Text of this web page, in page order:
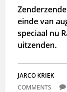
einde van
speciaal nu
uitzenden.
JARCO KRIEK
COMMENTS